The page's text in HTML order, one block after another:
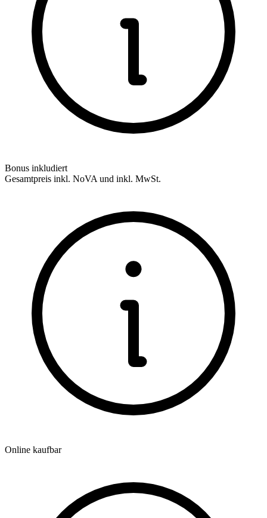
Bonus inkludiert
Gesamtpreis inkl. NoVA und inkl. MwSt.
Online kaufbar